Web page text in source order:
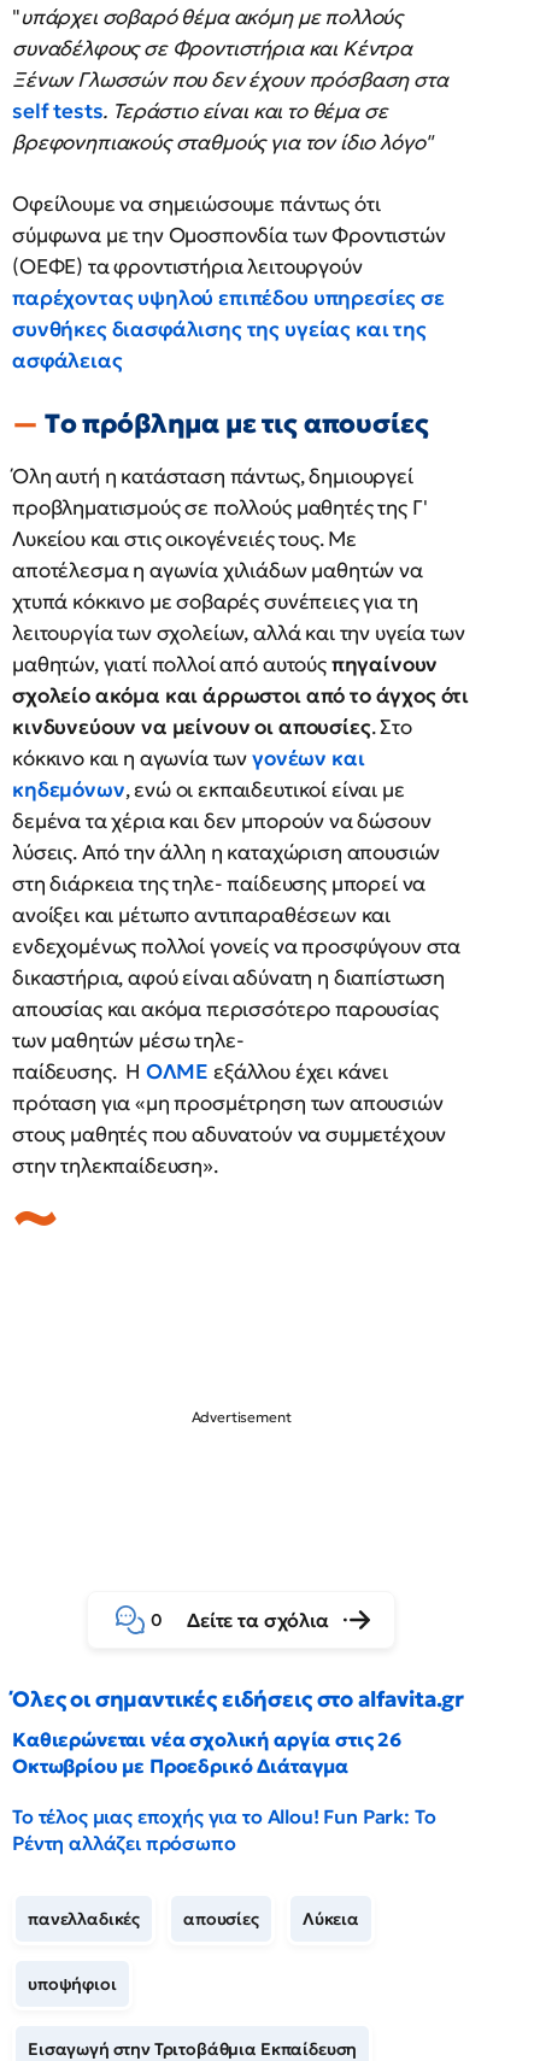
"υπάρχει σοβαρό θέμα ακόμη με πολλούς
συναδέλφους σε Φροντιστήρια και Κέντρα
Ξένων Γλωσσών που δεν έχουν πρόσβαση στα
self tests. Τεράστιο είναι και το θέμα σε
βρεφονηπιακούς σταθμούς για τον ίδιο λόγο"
Οφείλουμε να σημειώσουμε πάντως ότι
σύμφωνα με την Ομοσπονδία των Φροντιστών
(ΟΕΦΕ) τα φροντιστήρια λειτουργούν
παρέχοντας υψηλού επιπέδου υπηρεσίες σε
συνθήκες διασφάλισης της υγείας και της
ασφάλειας
Τo πρόβλημα με τις απουσίες
Όλη αυτή η κατάσταση πάντως, δημιουργεί
προβληματισμούς σε πολλούς μαθητές της Γ'
Λυκείου και στις οικογένειές τους. Με
αποτέλεσμα η αγωνία χιλιάδων μαθητών να
χτυπά κόκκινο με σοβαρές συνέπειες για τη
λειτουργία των σχολείων, αλλά και την υγεία των
μαθητών, γιατί πολλοί από αυτούςπηγαίνουν
σχολείο ακόμα και άρρωστοι από το άγχος ότι
κινδυνεύουν να μείνουν οι απουσίες. Στο
κόκκινο και η αγωνία τωνγονέων και
κηδεμόνων, ενώ οι εκπαιδευτικοί είναι με
δεμένα τα χέρια και δεν μπορούν να δώσουν
λύσεις. Από την άλλη η καταχώριση απουσιών
στη διάρκεια της τηλε- παίδευσης μπορεί να
ανοίξει και μέτωπο αντιπαραθέσεων και
ενδεχομένως πολλοί γονείς να προσφύγουν στα
δικαστήρια, αφού είναι αδύνατη η διαπίστωση
απουσίας και ακόμα περισσότερο παρουσίας
των μαθητών μέσω τηλε-
παίδευσης. Η ΟΛΜΕ εξάλλου έχει κάνει
πρόταση για «μη προσμέτρηση των απουσιών
στους μαθητές που αδυνατούν να συμμετέχουν
στην τηλεκπαίδευση».
0 Δείτε τα σχόλια
Όλες οι σημαντικές ειδήσεις στο alfavita.gr
Καθιερώνεται νέα σχολική αργία στις 26
Οκτωβρίου με Προεδρικό Διάταγμα
Το τέλος μιας εποχής για το Allou! Fun Park: Το
Ρέντη αλλάζει πρόσωπο
πανελλαδικές απουσίες Λύκεια
υποψήφιοι
Εισαγωγή στην Τριτοβάθμια Εκπαίδευση